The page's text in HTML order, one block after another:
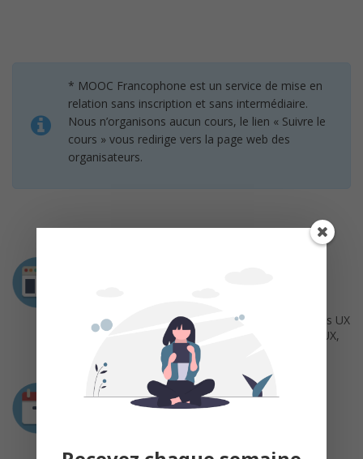
* MOOC Francophone est un service de mise en
relation sans inscription et sans intermédiaire.
Nous n’organisons aucun cours, le lien « Suivre le
cours » vous redirige vers la page web des
organisateurs.
Facilitateur et Formateur Méthodes Innovantes UX
Design, Design Thinking, Design Sprint, Lean UX,
Value Proposition Design
Durée